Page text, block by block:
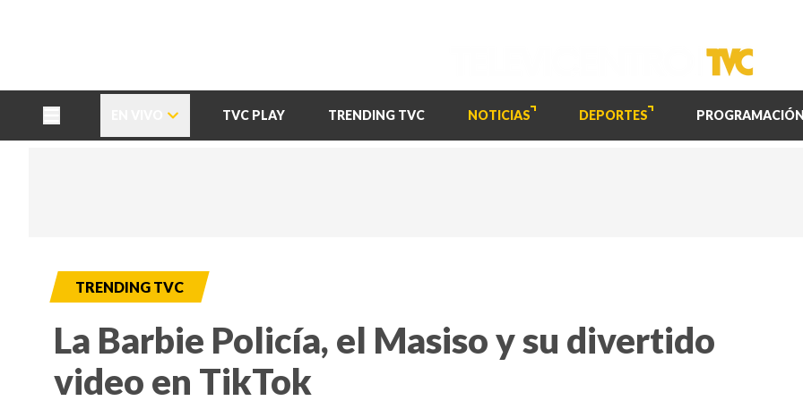
TVC PLAY TRENDING TVC NOTICIAS DEPORTES PROGRAMACIÓN
TRENDING TVC
La Barbie Policía, el Masiso y su divertido
video en TikTok